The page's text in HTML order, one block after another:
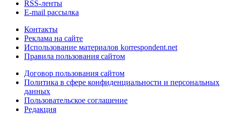
RSS-ленты
E-mail рассылка
Контакты
Реклама на сайте
Использование материалов korrespondent.net
Правила пользования сайтом
Договор пользования сайтом
Политика в сфере конфиденциальности и персональных
данных
Пользовательское соглашение
Редакция